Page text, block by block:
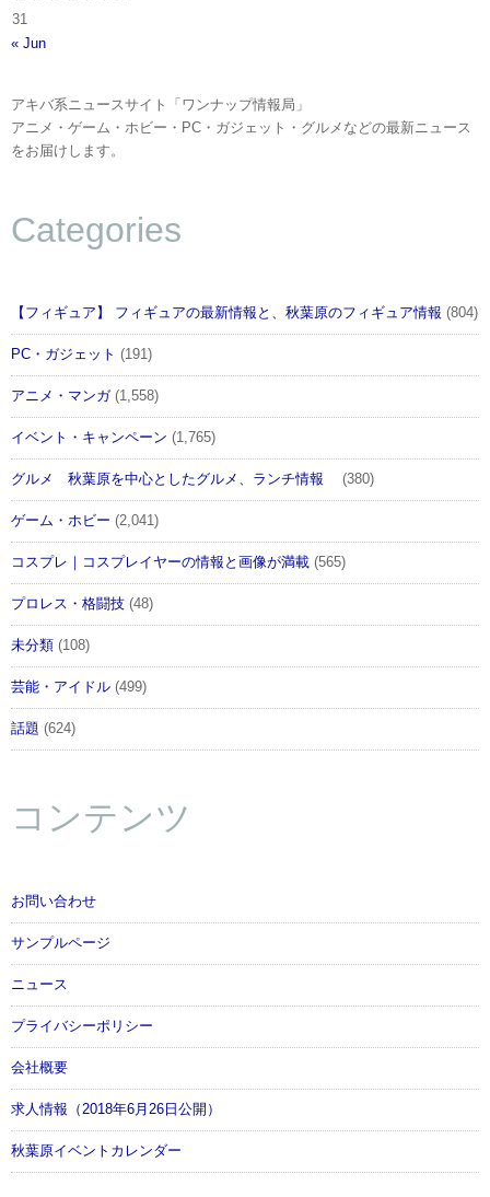
31
« Jun
アキバ系ニュースサイト「ワンナップ情報局」
アニメ・ゲーム・ホビー・PC・ガジェット・グルメなどの最新ニュース
をお届けします。
Categories
【フィギュア】 フィギュアの最新情報と、秋葉原のフィギュア情報 (804)
PC・ガジェット (191)
アニメ・マンガ(1,558)
イベント・キャンペーン (1,765)
グルメ 秋葉原を中心としたグルメ、ランチ情報 (380)
ゲーム・ホビー (2,041)
コスプレ｜コスプレイヤーの情報と画像が満載 (565)
プロレス・格闘技 (48)
未分類 (108)
芸能・アイドル (499)
話題 (624)
コンテンツ
お問い合わせ
サンプルページ
ニュース
プライバシーポリシー
会社概要
求人情報（2018年6月26日公開）
秋葉原イベントカレンダー